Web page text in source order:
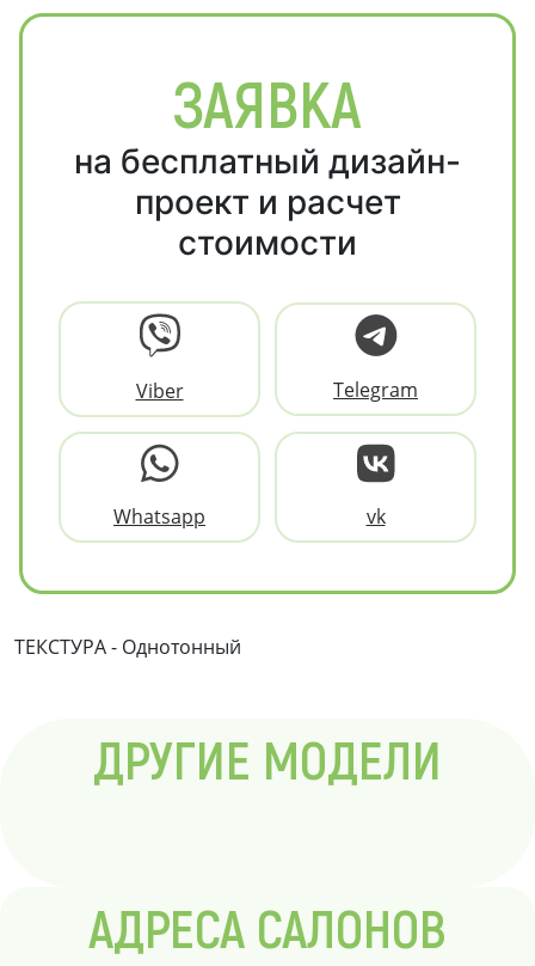
ЗАЯВКА
на бесплатный дизайн-
проект и расчет
стоимости
Viber Telegram
Whatsapp vk
ТЕКСТУРА - Однотонный
ДРУГИЕ МОДЕЛИ
АДРЕСА САЛОНОВ